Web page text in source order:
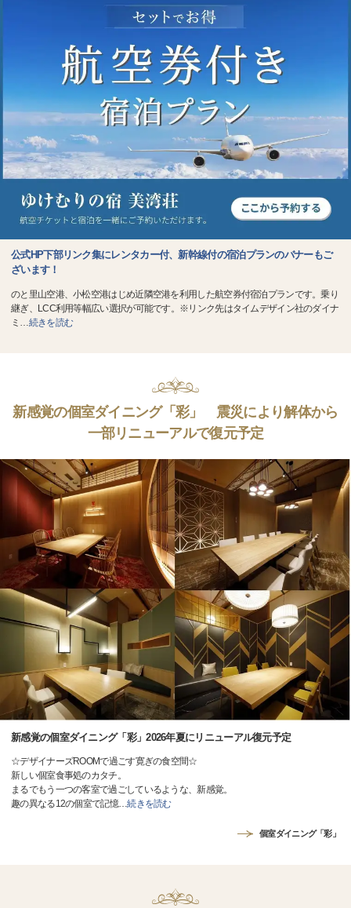
公式HP下部リンク集にレンタカー付、新幹線付の宿泊プランのバナーもご
ざいます！
のと里山空港、小松空港はじめ近隣空港を利用した航空券付宿泊プランです。乗り
継ぎ、LCC利用等幅広い選択が可能です。※リンク先はタイムデザイン社のダイナ
ミ …続きを読む
新感覚の個室ダイニング「彩」 震災により解体から
一部リニューアルで復元予定
新感覚の個室ダイニング「彩」2026年夏にリニューアル復元予定
☆デザイナーズROOMで過ごす寛ぎの食空間☆
新しい個室食事処のカタチ。
まるでもう一つの客室で過ごしているような、新感覚。
趣の異なる12の個室で記憶…続きを読む
個室ダイニング「彩」